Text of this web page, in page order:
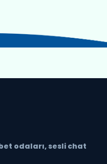
odaları, sesli chat